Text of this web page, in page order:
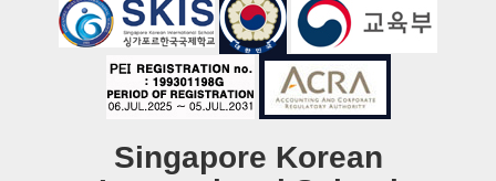
Singapore Korean